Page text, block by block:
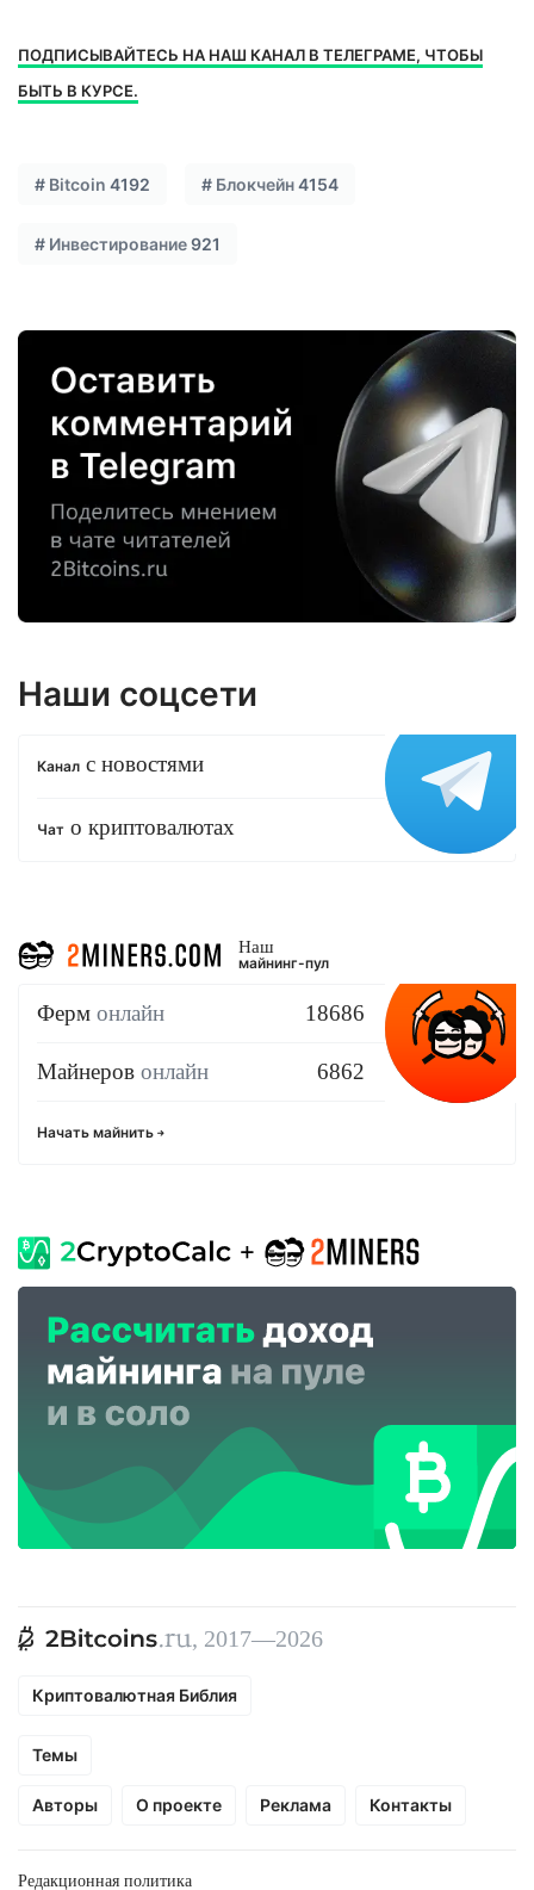
ПОДПИСЫВАЙТЕСЬ НА НАШ КАНАЛ В ТЕЛЕГРАМЕ, ЧТОБЫ
БЫТЬ В КУРСЕ.
# Bitcoin 4192 # Блокчейн4154
# Инвестирование921
Наши соцсети
Канал с новостями
Чат о криптовалютах
Наш
майнинг-пул
Ферм онлайн 18686
Майнеров онлайн 6862
Начать майнить
, 2017—2026
Криптовалютная Библия
Темы
Авторы О проекте Реклама Контакты
Редакционная политика